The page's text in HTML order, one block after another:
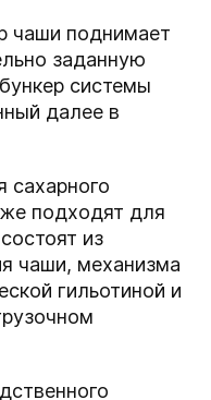
чаши поднимает
заданную
системы
далее в
сахарного
подходят для
из
чаши, механизма
гильотиной и